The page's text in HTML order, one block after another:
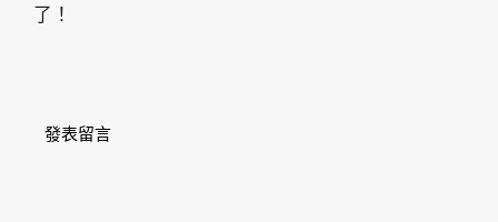
了！
發表留言